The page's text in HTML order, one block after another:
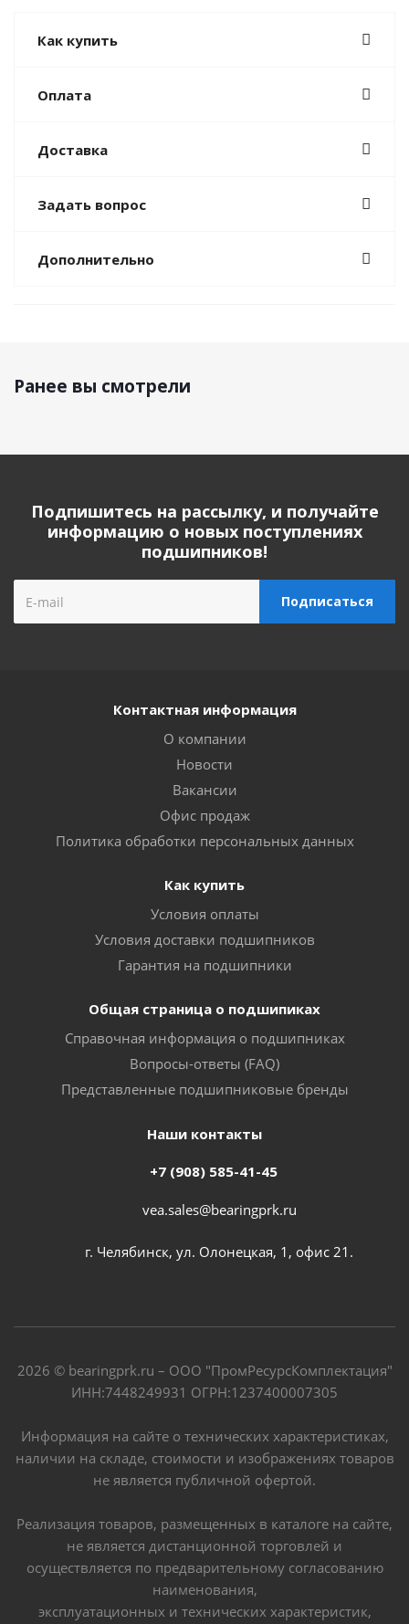
Как купить
Оплата
Доставка
Задать вопрос
Дополнительно
Ранее вы смотрели
Подпишитесь на рассылку, и получайте
информацию о новых поступлениях
подшипников!
Контактная информация
О компании
Новости
Вакансии
Офис продаж
Политика обработки персональных данных
Как купить
Условия оплаты
Условия доставки подшипников
Гарантия на подшипники
Общая страница о подшипиках
Справочная информация о подшипниках
Вопросы-ответы (FAQ)
Представленные подшипниковые бренды
Наши контакты
+7 (908) 585-41-45
vea.sales@bearingprk.ru
г. Челябинск, ул. Олонецкая, 1, офис 21.
2026 © bearingprk.ru – ООО "ПромРесурсКомплектация"
ИНН:7448249931 ОГРН:1237400007305
Информация на сайте о технических характеристиках,
наличии на складе, стоимости и изображениях товаров
не является публичной офертой.
Реализация товаров, размещенных в каталоге на сайте,
не является дистанционной торговлей и
осуществляется по предварительному согласованию
наименования,
эксплуатационных и технических характеристик,